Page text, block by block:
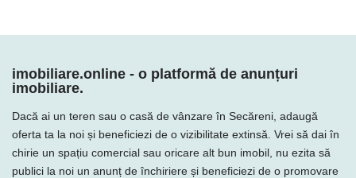
imobiliare.online - o platformă de anunțuri
imobiliare.
Dacă ai un teren sau o casă de vânzare în Secăreni, adaugă
oferta ta la noi și beneficiezi de o vizibilitate extinsă. Vrei să dai în
chirie un spațiu comercial sau oricare alt bun imobil, nu ezita să
publici la noi un anunț de închiriere și beneficiezi de o promovare